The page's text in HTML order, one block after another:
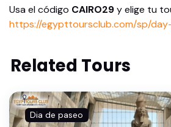
Usa el código CAIRO29y elige tu
https://egypttoursclub.com/sp/
Related Tours
Dia de paseo